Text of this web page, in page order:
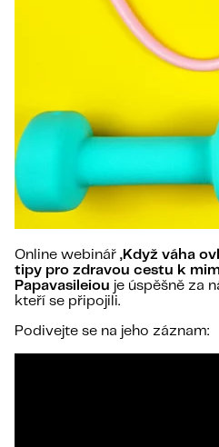
Online webinář „Když váha
tipy pro zdravou cestu k
Papavasileiou je úspěšně za
kteří se připojili.
Podivejte se na jeho záznam: